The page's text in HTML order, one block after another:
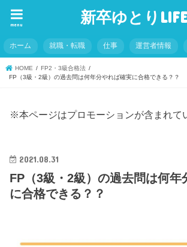
新卒ゆとりLIFE
menu
ホーム 就職・転職 仕事 運営者情報
HOME
FP2・3級合格法
FP（3級・2級）の過去問は何年分やれば確実に合格できる？？
※本ページはプロモーションが含まれて
2021.08.31
FP（3級・2級）の過去問は何年
に合格できる？？